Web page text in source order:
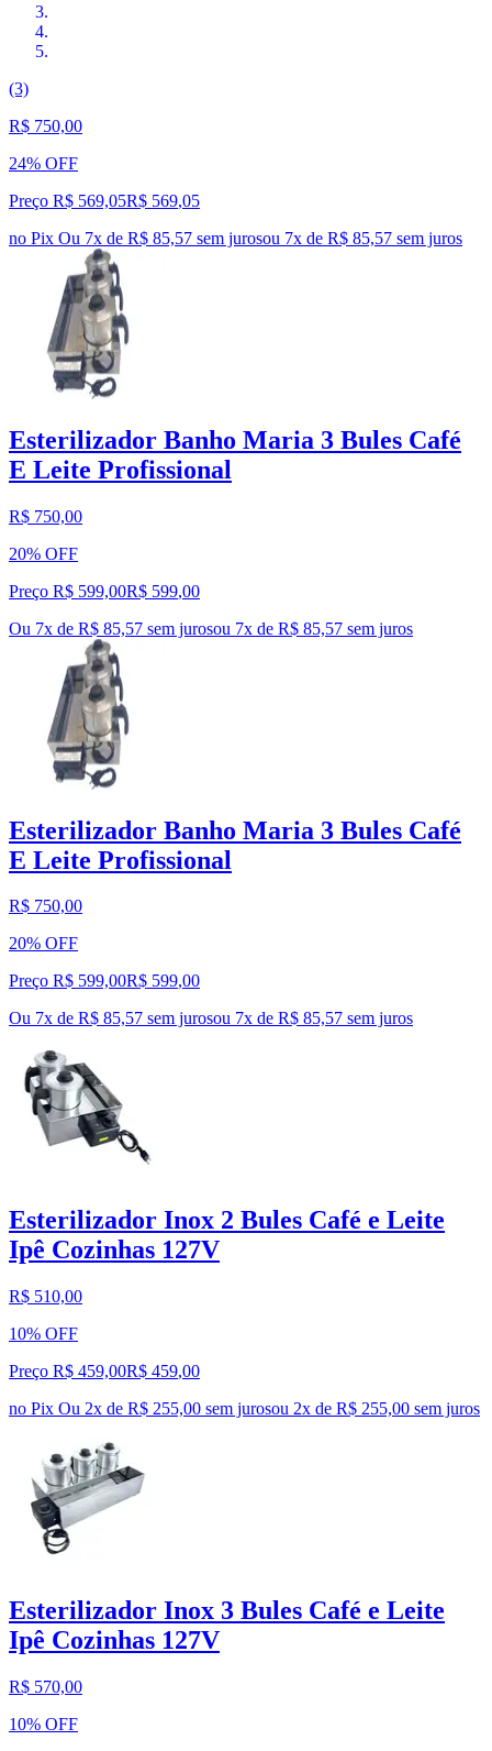
(3)
R$ 750,00
24% OFF
Preço R$ 569,05R$ 569,05
no Pix Ou 7x de R$ 85,57 sem jurosou 7x de R$ 85,57 sem juros
Esterilizador Banho Maria 3 Bules Café
E Leite Profissional
R$ 750,00
20% OFF
Preço R$ 599,00R$ 599,00
Ou 7x de R$ 85,57 sem jurosou 7x de R$ 85,57 sem juros
Esterilizador Banho Maria 3 Bules Café
E Leite Profissional
R$ 750,00
20% OFF
Preço R$ 599,00R$ 599,00
Ou 7x de R$ 85,57 sem jurosou 7x de R$ 85,57 sem juros
Esterilizador Inox 2 Bules Café e Leite
Ipê Cozinhas 127V
R$ 510,00
10% OFF
Preço R$ 459,00R$ 459,00
no Pix Ou 2x de R$ 255,00 sem jurosou 2x de R$ 255,00 sem juros
Esterilizador Inox 3 Bules Café e Leite
Ipê Cozinhas 127V
R$ 570,00
10% OFF